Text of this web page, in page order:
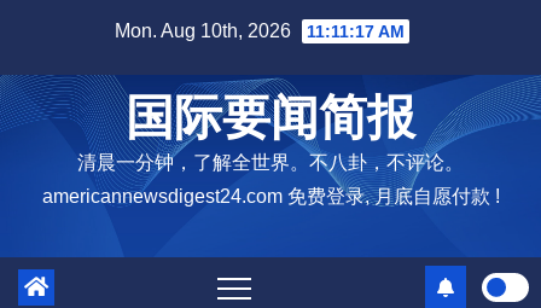
content
Mon. Aug 10th, 2026 11:11:19 AM
国际要闻简报
清晨一分钟，了解全世界。不八卦，不评论。
americannewsdigest24.com 免费登录, 月底自愿付款 !